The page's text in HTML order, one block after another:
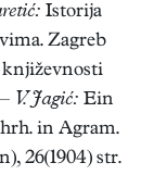
Istorija
Zagreb
književnosti
V. Jagić: Ein
in Agram.
26(1904) str.